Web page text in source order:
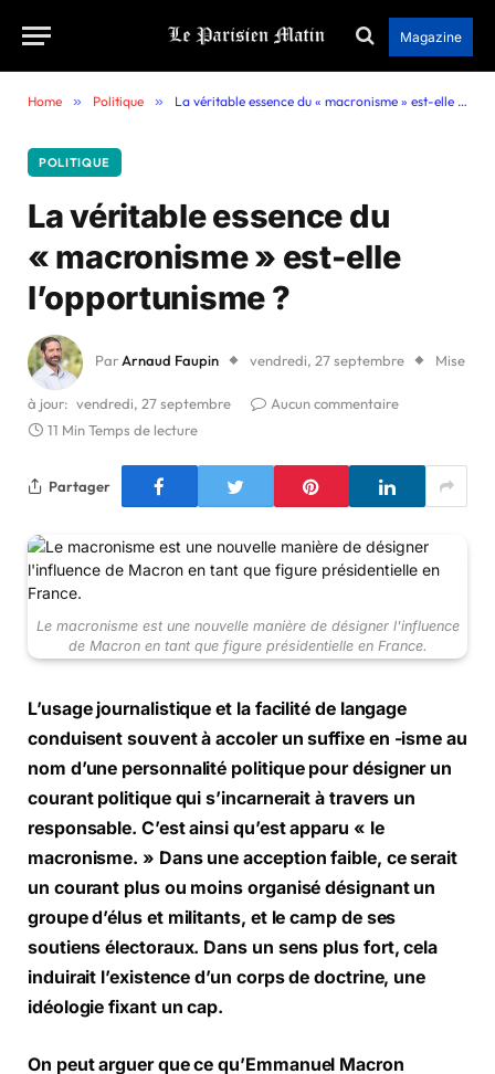
Magazine
Home » Politique » La véritable essence du « macronisme » est-elle l’opportunisme ?
POLITIQUE
La véritable essence du
« macronisme » est-elle
l’opportunisme ?
Par Arnaud Faupin vendredi, 27 septembre Mise
à jour: vendredi, 27 septembre
Aucun commentaire
11 Min Temps de lecture
Partager
Le macronisme est une nouvelle manière de désigner l'influence
de Macron en tant que figure présidentielle en France.
L’usage journalistique et la facilité de langage
conduisent souvent à accoler un suffixe en -isme au
nom d’une personnalité politique pour désigner un
courant politique qui s’incarnerait à travers un
responsable. C’est ainsi qu’est apparu « le
macronisme. » Dans une acception faible, ce serait
un courant plus ou moins organisé désignant un
groupe d’élus et militants, et le camp de ses
soutiens électoraux. Dans un sens plus fort, cela
induirait l’existence d’un corps de doctrine, une
idéologie fixant un cap.
On peut arguer que ce qu’Emmanuel Macron